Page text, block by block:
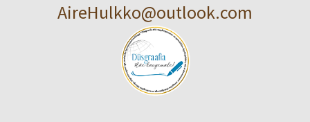
AireHulkko@outlook.com